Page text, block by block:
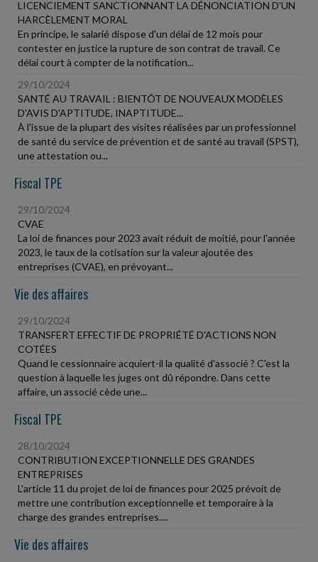
LICENCIEMENT SANCTIONNANT LA DÉNONCIATION D'UN
HARCÈLEMENT MORAL
En principe, le salarié dispose d'un délai de 12 mois pour
contester en justice la rupture de son contrat de travail. Ce
délai court à compter de la notification...
29/10/2024
SANTÉ AU TRAVAIL : BIENTÔT DE NOUVEAUX MODÈLES
D'AVIS D'APTITUDE, INAPTITUDE...
À l'issue de la plupart des visites réalisées par un professionnel
de santé du service de prévention et de santé au travail (SPST),
une attestation ou...
Fiscal TPE
29/10/2024
CVAE
La loi de finances pour 2023 avait réduit de moitié, pour l'année
2023, le taux de la cotisation sur la valeur ajoutée des
entreprises (CVAE), en prévoyant...
Vie des affaires
29/10/2024
TRANSFERT EFFECTIF DE PROPRIÉTÉ D'ACTIONS NON
COTÉES
Quand le cessionnaire acquiert-il la qualité d'associé ? C'est la
question à laquelle les juges ont dû répondre. Dans cette
affaire, un associé cède une...
Fiscal TPE
28/10/2024
CONTRIBUTION EXCEPTIONNELLE DES GRANDES
ENTREPRISES
L'article 11 du projet de loi de finances pour 2025 prévoit de
mettre une contribution exceptionnelle et temporaire à la
charge des grandes entreprises....
Vie des affaires